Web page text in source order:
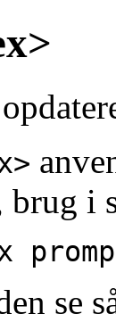
i
se